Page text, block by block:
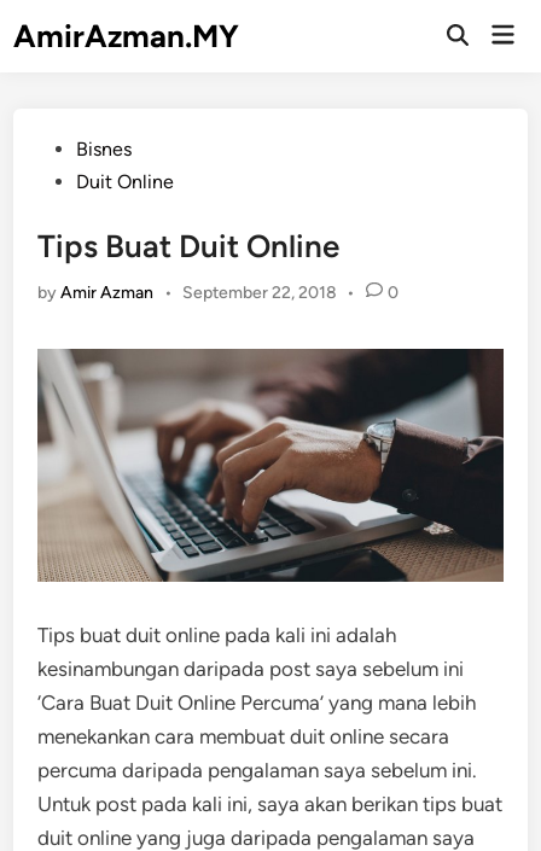
toAmirAzman.MY
Open
PostedBisnes
Duit Online
Tips Buat Duit Online
byAmir Azman • September 22, 2018 • 0
Tips buat duit online pada kali ini adalah
kesinambungan daripada post saya sebelum ini
‘Cara Buat Duit Online Percuma’ yang mana lebih
menekankan cara membuat duit online secara
percuma daripada pengalaman saya sebelum ini.
Untuk post pada kali ini, saya akan berikan tips buat
duit online yang juga daripada pengalaman saya